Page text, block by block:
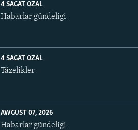
4 SAGAT OZAL
Habarlar gündeligi
4 SAGAT OZAL
Täzelikler
AWGUST 07, 2026
Habarlar gündeligi